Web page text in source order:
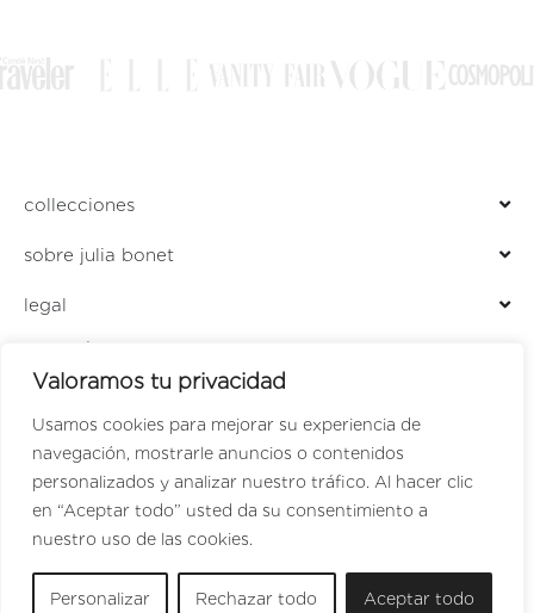
Valoramos tu privacidad
Usamos cookies para mejorar su experiencia de
navegación, mostrarle anuncios o contenidos
personalizados y analizar nuestro tráfico. Al hacer clic
en “Aceptar todo” usted da su consentimiento a
nuestro uso de las cookies.
Personalizar Rechazar todo Aceptar todo
collecciones
sobre julia bonet
legal
LOCALIZADOR DE TIENDAS
PERFUMERÍA JULIA